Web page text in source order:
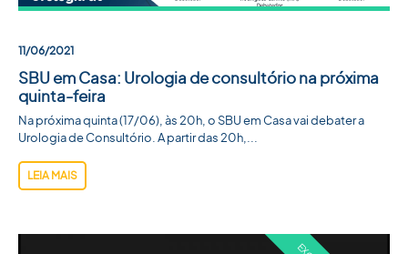
11/06/2021
SBU em Casa: Urologia de consultório na próxima
quinta-feira
Na próxima quinta (17/06), às 20h, o SBU em Casa vai debater a
Urologia de Consultório. A partir das 20h,...
LEIA MAIS